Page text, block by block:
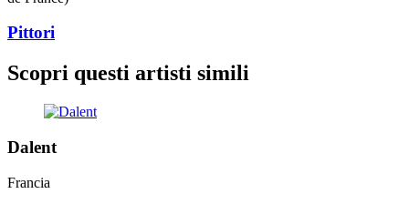
Pittori
Scopri questi artisti simili
Dalent
Francia